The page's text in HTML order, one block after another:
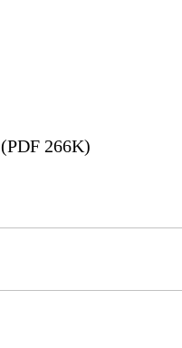
(PDF 266K)